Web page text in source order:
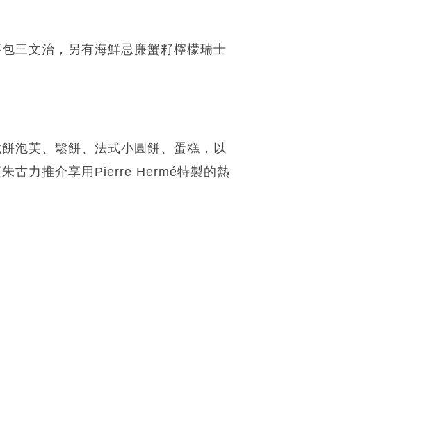
三文治，另有海鮮忌廉蟹籽檸檬瑞士
泡芙、鬆餅、法式小圓餅、蛋糕，以
古力推介享用Pierre Hermé特製的熱